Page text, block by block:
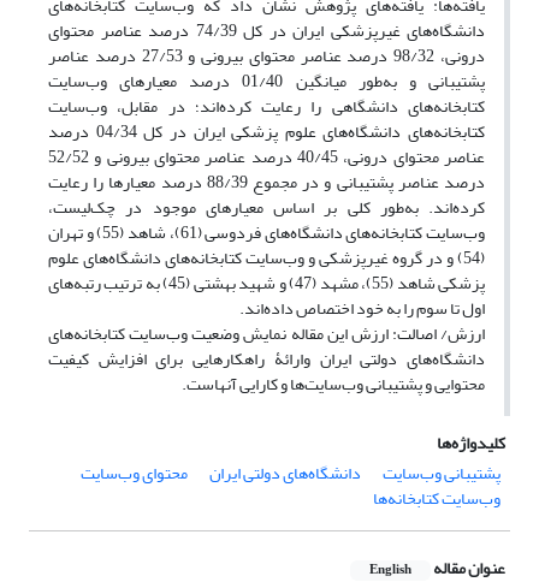
دانشگاه‌های غیرپزشکی ایران در کل 74/39 درصد عناصر محتوای
درونی، 98/32 درصد عناصر محتوای بیرونی و 27/53 درصد عناصر
پشتیبانی و به‌طور میانگین 01/40 درصد معیارهای وب‌سایت
کتابخانه‌های دانشگاهی را رعایت کرده‌اند؛ در مقابل، وب‌‌سایت
کتابخانه‌های دانشگاه‌های علوم پزشکی ایران در کل 04/34 درصد
عناصر محتوای درونی، 40/45 درصد عناصر محتوای بیرونی و 52/52
درصد عناصر پشتیبانی و در مجموع 88/39 درصد معیارها را رعایت
کرده‌اند. به‌طور کلی بر اساس معیارهای موجود در چک‌لیست،
وب‌سایت کتابخانه‌های دانشگاه‌های فردوسی (61)، شاهد (55) و تهران
(54) و در گروه غیرپزشکی و وب‌سایت کتابخانه‌های دانشگاه‌های علوم
پزشکی شاهد (55)، مشهد (47) و شهید بهشتی (45) به ترتیب رتبه‌های
اول تا سوم را به خود اختصاص داده‌اند.
ارزش/ اصالت: ارزش این مقاله نمایش وضعیت وب‌سایت کتابخانه‌های
دانشگاه‌های دولتی ایران وارائۀ راهکارهایی برای افزایش کیفیت
محتوایی و پشتیبانی وب‌سایت‌ها و کارایی آنهاست.
کلیدواژه‌ها
پشتیبانی وب‌سایت
دانشگاه‌های دولتی ایران محتوای وب‌سایت
وب‌سایت کتابخانه‌ها
عنوان مقاله English